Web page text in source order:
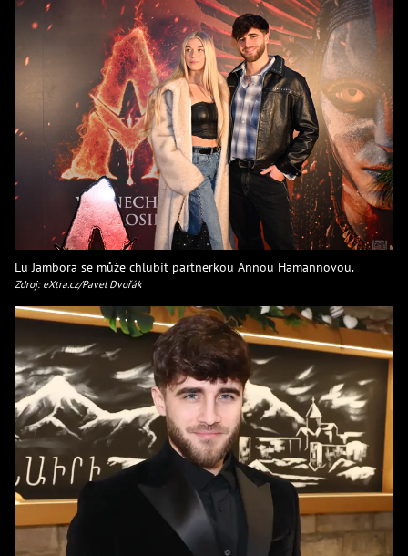
Lu Jambora se může chlubit partnerkou Annou Hamannovou.
Zdroj: eXtra.cz/Pavel Dvořák